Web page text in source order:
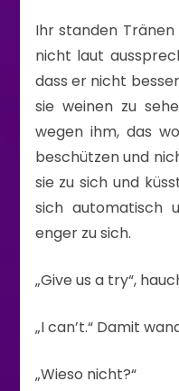
Ihr standen
nicht laut
dass er nicht
sie weinen zu
wegen ihm, das
beschützen und
sie zu sich und
sich automatisch
enger zu sich.
„Give us a try“,
„I can’t.“ Damit
„Wieso nicht?“